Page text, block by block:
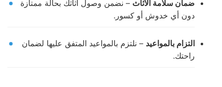
ضمان سلامة الأثاث – نضمن وصول أثاثك بحالة ممتازة
دون أي خدوش أو كسور.
التزام بالمواعيد – نلتزم بالمواعيد المتفق عليها لضمان
راحتك.